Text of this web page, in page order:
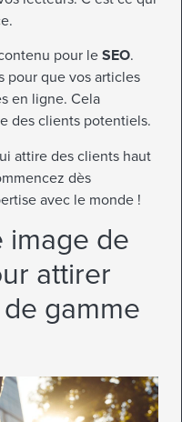
pour le SEO.
pour que vos articles
en ligne. Cela
des clients potentiels.
attire des clients haut
dès
avec le monde !
image de
attirer
gamme